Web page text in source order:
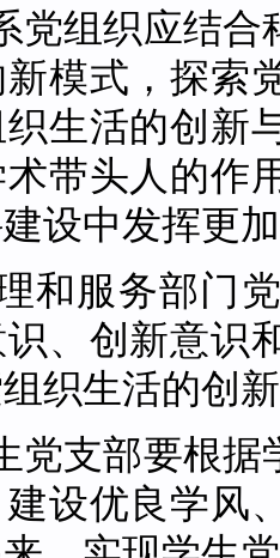
组织应结合
模式，探索
生活的创新
带头人的作
设中发挥更
和服务部门
、创新意识
织生活的创
支部要根据
设优良学风